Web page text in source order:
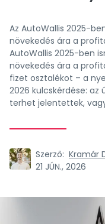
Az AutoWallis 2025-
növekedés ára a
AutoWallis 2025-ben
növekedés ára a
fizet osztalékot – a
2026 kulcskérdése: az
terhet jelentettek,
Szerző: Kramár
21 JÚN., 2026